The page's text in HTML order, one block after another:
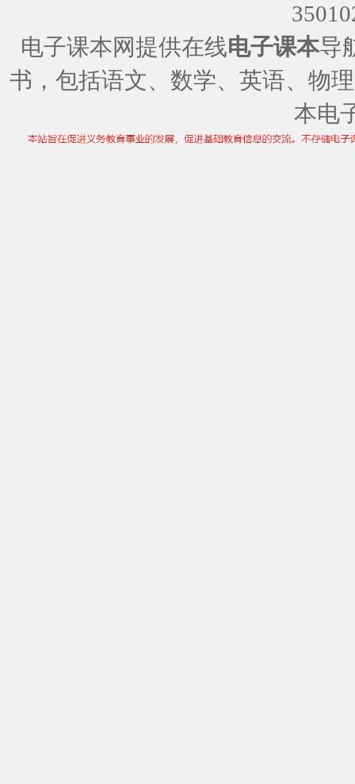
电子课本网提供在线电子课本导
书，包括语文、数学、英语、物
本电